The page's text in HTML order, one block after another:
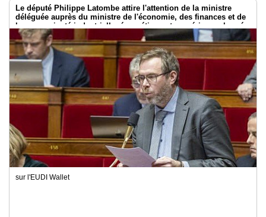
Le député Philippe Latombe attire l'attention de la ministre
déléguée auprès du ministre de l'économie, des finances et de
la souveraineté industrielle, énergétique et numérique, chargée
de l'intelligence artificielle et du numérique
sur l'EUDI Wallet